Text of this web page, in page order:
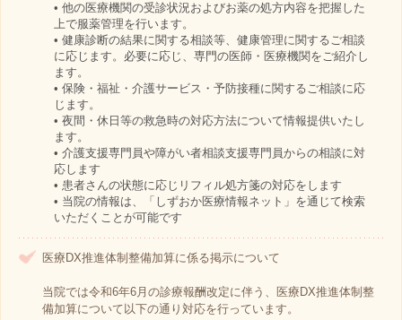
• 他の医療機関の受診状況およびお薬の処方内容を把握した
上で服薬管理を行います。
• 健康診断の結果に関する相談等、健康管理に関するご相談
に応じます。必要に応じ、専門の医師・医療機関をご紹介し
ます。
• 保険・福祉・介護サービス・予防接種に関するご相談に応
じます。
• 夜間・休日等の救急時の対応方法について情報提供いたし
ます。
• 介護支援専門員や障がい者相談支援専門員からの相談に対
応します
• 患者さんの状態に応じリフィル処方箋の対応をします
• 当院の情報は、「しずおか医療情報ネット」を通じて検索
いただくことが可能です
医療DX推進体制整備加算に係る掲示について
当院では令和6年6月の診療報酬改定に伴う、医療DX推進体制整
備加算について以下の通り対応を行っています。